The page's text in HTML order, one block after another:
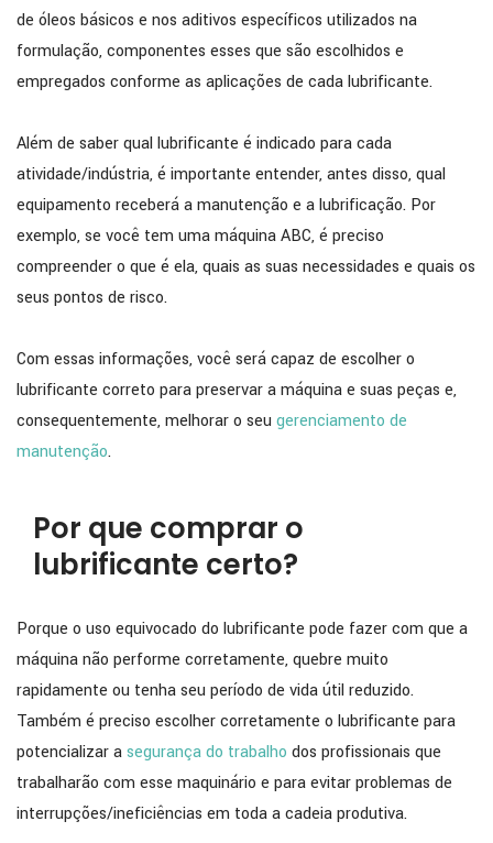
de óleos básicos e nos aditivos específicos utilizados na
formulação, componentes esses que são escolhidos e
empregados conforme as aplicações de cada lubrificante.
Além de saber qual lubrificante é indicado para cada
atividade/indústria, é importante entender, antes disso, qual
equipamento receberá a manutenção e a lubrificação. Por
exemplo, se você tem uma máquina ABC, é preciso
compreender o que é ela, quais as suas necessidades e quais os
seus pontos de risco.
Com essas informações, você será capaz de escolher o
lubrificante correto para preservar a máquina e suas peças e,
consequentemente, melhorar o seu gerenciamento de
manutenção.
Por que comprar o
lubrificante certo?
Porque o uso equivocado do lubrificante pode fazer com que a
máquina não performe corretamente, quebre muito
rapidamente ou tenha seu período de vida útil reduzido.
Também é preciso escolher corretamente o lubrificante para
potencializar asegurança do trabalho dos profissionais que
trabalharão com esse maquinário e para evitar problemas de
interrupções/ineficiências em toda a cadeia produtiva.